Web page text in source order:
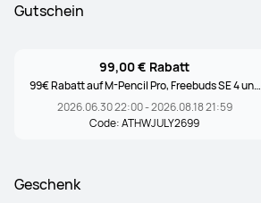
Gutschein
99,00 € Rabatt
99€ Rabatt auf M-Pencil Pro, Freebuds SE 4 und
FIT 3
2026.06.30 22:00 - 2026.08.18 21:59
Code: ATHWJULY2699
Geschenk